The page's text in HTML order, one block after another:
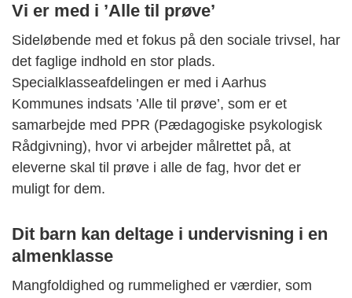
Vi er med i ’Alle til prøve’
Sideløbende med et fokus på den sociale trivsel, har
det faglige indhold en stor plads.
Specialklasseafdelingen er med i Aarhus
Kommunes indsats ’Alle til prøve’, som er et
samarbejde med PPR (Pædagogiske psykologisk
Rådgivning), hvor vi arbejder målrettet på, at
eleverne skal til prøve i alle de fag, hvor det er
muligt for dem.
Dit barn kan deltage i undervisning i en
almenklasse
Mangfoldighed og rummelighed er værdier, som